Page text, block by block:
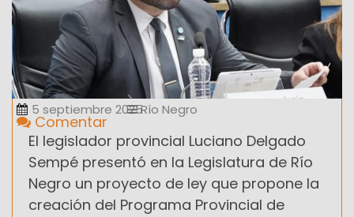
5 septiembre 2025Río Negro
Comentar
El legislador provincial Luciano Delgado
Sempé presentó en la Legislatura de Río
Negro un proyecto de ley que propone la
creación del Programa Provincial de